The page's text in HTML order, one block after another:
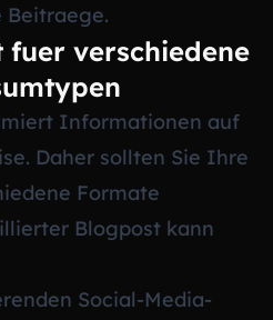
Beitraege.
verschiedene
Informationen auf
Daher sollten Sie Ihre
Formate
Blogpost kann
Social-Media-